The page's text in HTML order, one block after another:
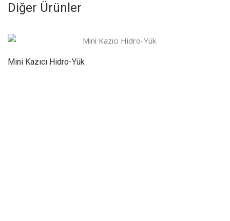
Diğer Ürünler
Mini Kazıcı Hidro-Yük